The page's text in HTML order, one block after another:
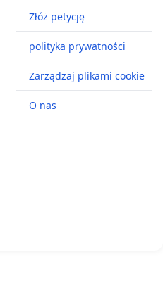
Złóż petycję
polityka prywatności
Zarządzaj plikami cookie
O nas